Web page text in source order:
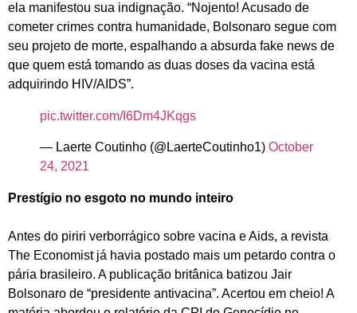
ela manifestou sua indignação. “Nojento! Acusado de
cometer crimes contra humanidade, Bolsonaro segue com
seu projeto de morte, espalhando a absurda fake news de
que quem está tomando as duas doses da vacina está
adquirindo HIV/AIDS”.
pic.twitter.com/I6Dm4JKqgs
— Laerte Coutinho (@LaerteCoutinho1) October
24, 2021
Prestígio no esgoto no mundo inteiro
Antes do piriri verborrágico sobre vacina e Aids, a revista
The Economist já havia postado mais um petardo contra o
pária brasileiro. A publicação britânica batizou Jair
Bolsonaro de “presidente antivacina”. Acertou em cheio! A